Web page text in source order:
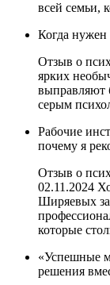
всей семьи,
Когда нужен
Отзыв о
ярких
выправляют
серым
Рабочие
почему я
Отзыв о
02.11.2024
Ширяевых
которые
«Успешные
решения